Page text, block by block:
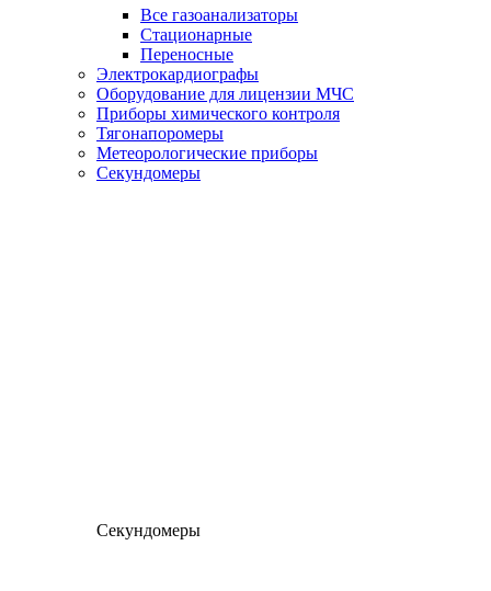
Все газоанализаторы
Cтационарные
Переносные
Электрокардиографы
Оборудование для лицензии МЧС
Приборы химического контроля
Тягонапоромеры
Метеорологические приборы
Секундомеры
Секундомеры